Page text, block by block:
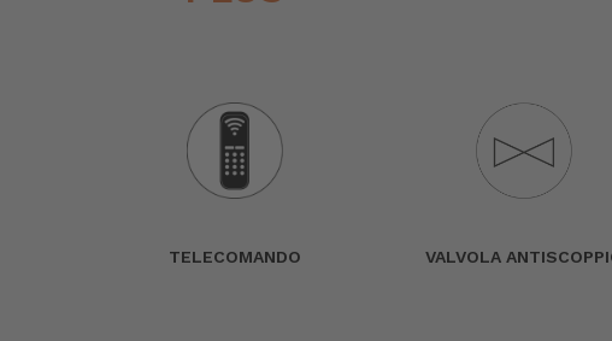
TELECOMANDO VALVOLA